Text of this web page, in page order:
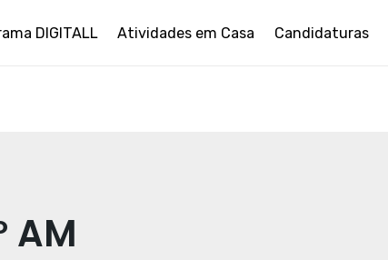
DIGITALL Atividades em Casa Candidaturas
AM